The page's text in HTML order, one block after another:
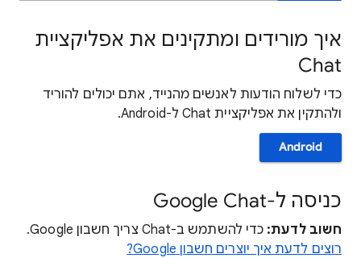
איך מורידים ומתקינים את אפליקציית
Chat
כדי לשלוח הודעות לאנשים מהנייד, אתם יכולים להוריד
ולהתקין את אפליקציית Chat ל-Android.
Android
כניסה ל-Google Chat
חשוב לדעת: כדי להשתמש ב-Chat צריך חשבון Google.
רוצים לדעת איך יוצרים חשבון Google?